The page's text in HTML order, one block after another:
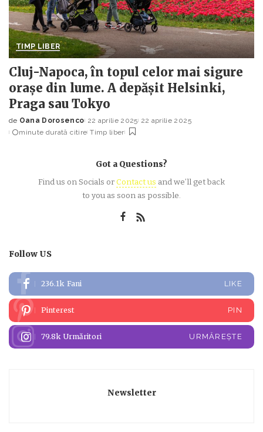
TIMP LIBER
Cluj-Napoca, în topul celor mai sigure
orașe din lume. A depășit Helsinki,
Praga sau Tokyo
Posted
by
de Oana Dorosenco 22 aprilie 2025 22 aprilie 2025
minute durată citire Timp liber
Got a Questions?
Find us on Socials orContact us and we’ll get back
to you as soon as possible.
Follow US
236.1k Fani LIKE
Pinterest PIN
79.8k Urmăritori URMĂREȘTE
Newsletter